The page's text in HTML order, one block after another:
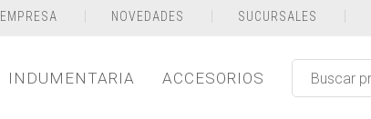
EMPRESA NOVEDADES SUCURSALES
INDUMENTARIA ACCESORIOS